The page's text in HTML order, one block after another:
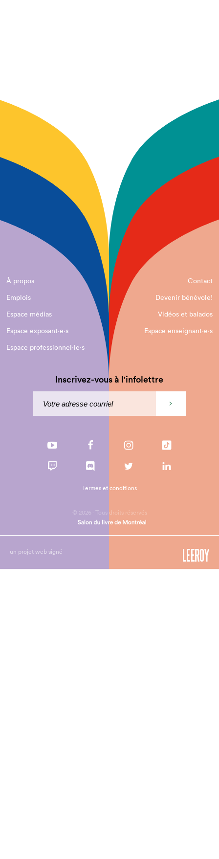
À propos
Contact
Emplois
Devenir bénévole!
Espace médias
Vidéos et balados
Espace exposant·e⋅s
Espace enseignant·e⋅s
Espace professionnel·le⋅s
Inscrivez-vous à l'infolettre
© 2026 - Tous droits réservés
Termes et conditions
un projet web signé